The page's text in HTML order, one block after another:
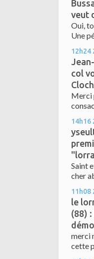
veut
Oui,
Une
12h24
col
Merci
14h16
Saint
cher
11h08
le
(88)
merci
cette